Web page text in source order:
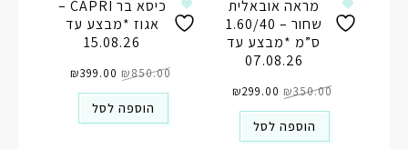
כיסא בר CAPRI –
אגוז *מבצע עד
15.08.26
₪850.00 המקורי
היה:
₪850.00.
₪399.00 הנוכחי
הוא:
הוספה לסל
מראה אובאלית
שחור – 1.60/40
ס”מ *מבצע עד
07.08.26
₪350.00 המקורי
היה:
₪350.00.
₪299.00 הנוכחי
הוא:
הוספה לסל